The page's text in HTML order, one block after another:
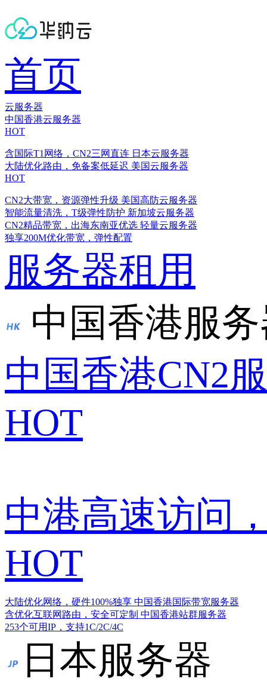
首页
云服务器
中国香港云服务器
HOT
含国际T1网络，CN2三网直连 日本云服务器
大陆优化路由，免备案低延迟 美国云服务器
HOT
CN2大带宽，资源弹性升级 美国高防云服务器
智能流量清洗，T级弹性防护 新加坡云服务器
CN2精品带宽，出海东南亚优选 轻量云服务器
独享200M优化带宽，弹性配置
服务器租用
中国香港服
中国香港CN2
HOT
中港高速访问
HOT
大陆优化网络，硬件100%独享 中国香港国际带宽服务器
含优化互联网路由，安全可定制 中国香港站群服务器
253个可用IP，支持1C/2C/4C
日本服务器